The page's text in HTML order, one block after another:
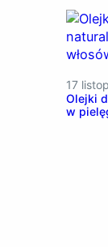
17
Olejki
w